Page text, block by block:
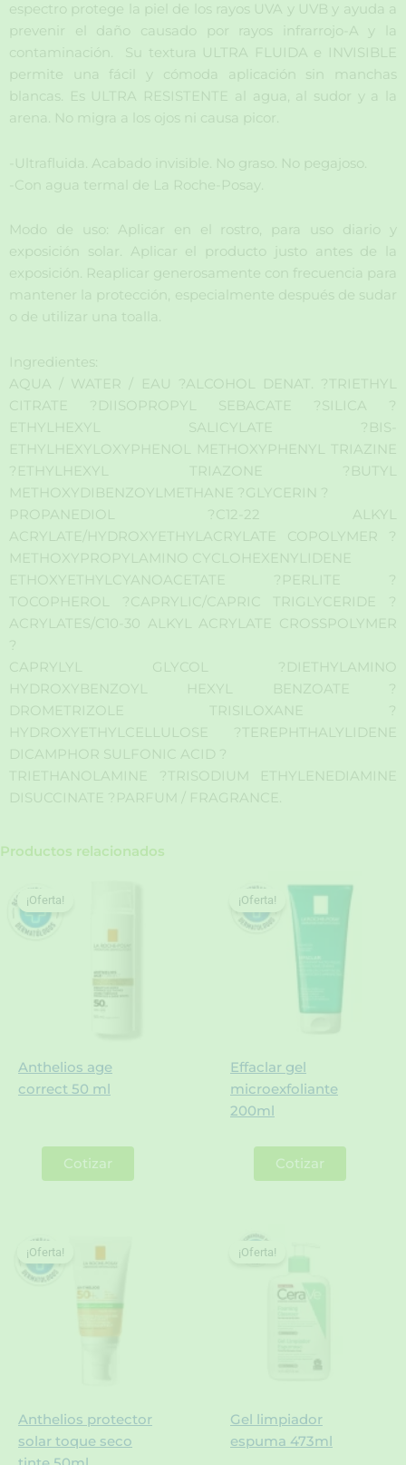
espectro protege la piel de los rayos UVA y UVB y ayuda a
prevenir el daño causado por rayos infrarrojo-A y la
contaminación. Su textura ULTRA FLUIDA e INVISIBLE
permite una fácil y cómoda aplicación sin manchas
blancas. Es ULTRA RESISTENTE al agua, al sudor y a la
arena. No migra a los ojos ni causa picor.
-Ultrafluida. Acabado invisible. No graso. No pegajoso.
-Con agua termal de La Roche-Posay.
Modo de uso: Aplicar en el rostro, para uso diario y
exposición solar. Aplicar el producto justo antes de la
exposición. Reaplicar generosamente con frecuencia para
mantener la protección, especialmente después de sudar
o de utilizar una toalla.
Ingredientes:
AQUA / WATER / EAU ?ALCOHOL DENAT. ?TRIETHYL
CITRATE ?DIISOPROPYL SEBACATE ?SILICA ?
ETHYLHEXYL SALICYLATE ?BIS-
ETHYLHEXYLOXYPHENOL METHOXYPHENYL TRIAZINE
?ETHYLHEXYL TRIAZONE ?BUTYL
METHOXYDIBENZOYLMETHANE ?GLYCERIN ?
PROPANEDIOL ?C12-22 ALKYL
ACRYLATE/HYDROXYETHYLACRYLATE COPOLYMER ?
METHOXYPROPYLAMINO CYCLOHEXENYLIDENE
ETHOXYETHYLCYANOACETATE ?PERLITE ?
TOCOPHEROL ?CAPRYLIC/CAPRIC TRIGLYCERIDE ?
ACRYLATES/C10-30 ALKYL ACRYLATE CROSSPOLYMER
?
CAPRYLYL GLYCOL ?DIETHYLAMINO
HYDROXYBENZOYL HEXYL BENZOATE ?
DROMETRIZOLE TRISILOXANE ?
HYDROXYETHYLCELLULOSE ?TEREPHTHALYLIDENE
DICAMPHOR SULFONIC ACID ?
TRIETHANOLAMINE ?TRISODIUM ETHYLENEDIAMINE
DISUCCINATE ?PARFUM / FRAGRANCE.
Productos relacionados
¡Oferta!
Anthelios age
correct 50 ml
¡Oferta!
Cotizar
¡Oferta!
Effaclar gel
microexfoliante
200ml
¡Oferta!
Cotizar
¡Oferta!
Anthelios protector
solar toque seco
¡Oferta! ¡Oferta!
Gel limpiador
espuma 473ml
¡Oferta!